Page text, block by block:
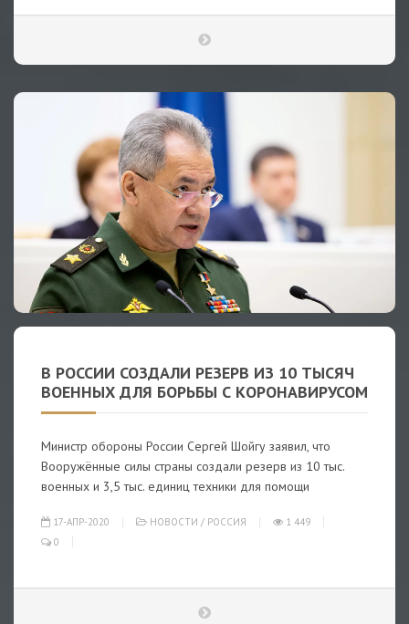
В РОССИИ СОЗДАЛИ РЕЗЕРВ ИЗ 10 ТЫСЯЧ
ВОЕННЫХ ДЛЯ БОРЬБЫ С КОРОНАВИРУСОМ
Министр обороны России Сергей Шойгу заявил, что
Вооружённые силы страны создали резерв из 10 тыс.
военных и 3,5 тыс. единиц техники для помощи
17-АПР-2020 НОВОСТИ / РОССИЯ
1 449
0